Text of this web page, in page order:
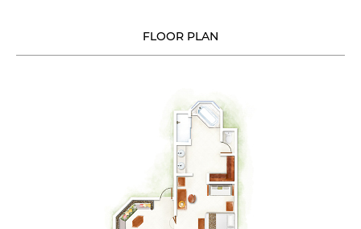
FLOOR PLAN